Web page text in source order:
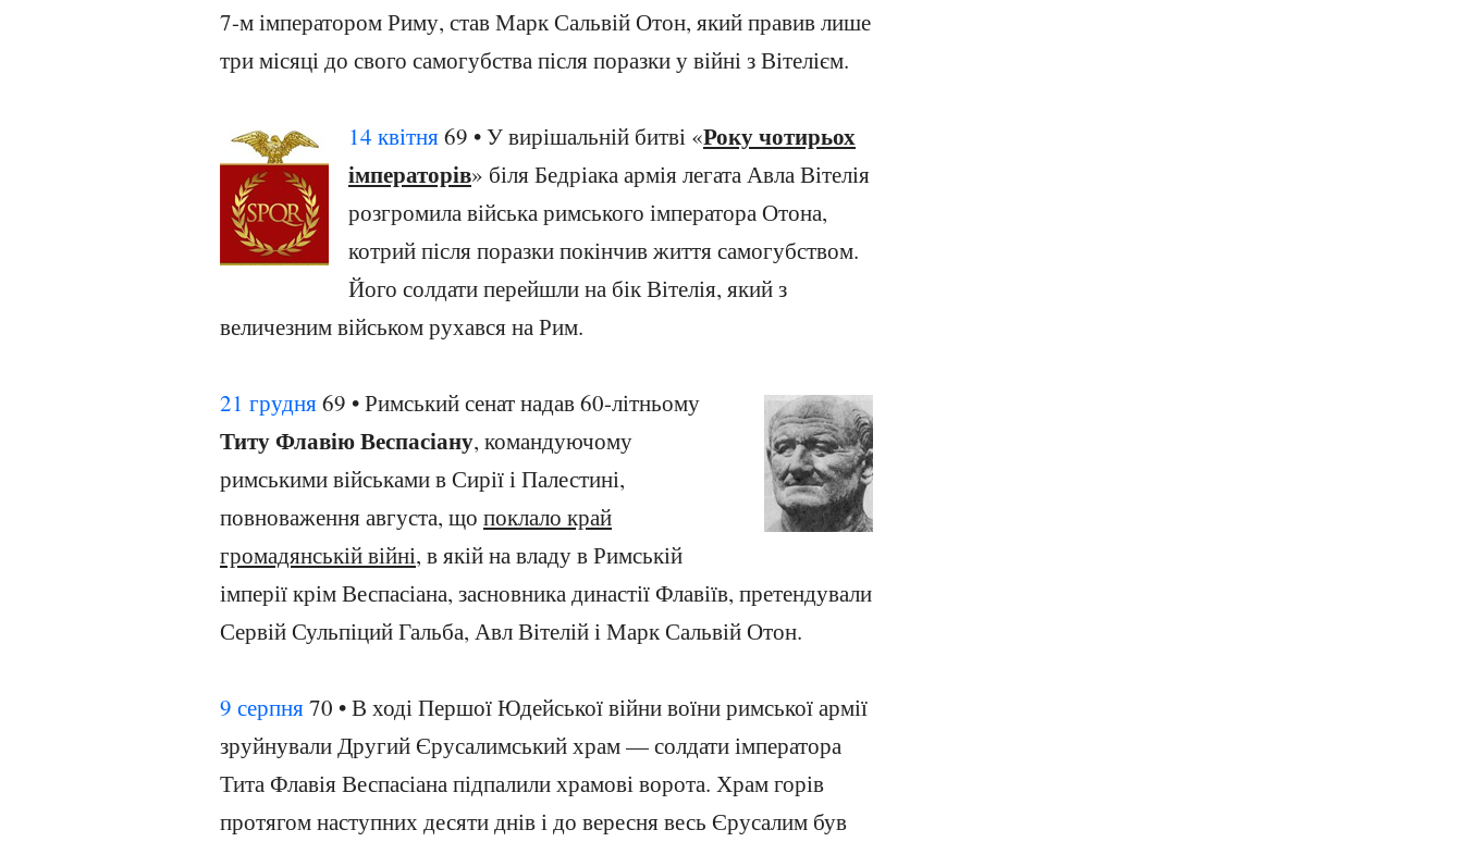
7-м імператором Риму, став Марк Сальвій Отон, який правив лише
три місяці до свого самогубства після поразки у війні з Вітелієм.
14 квітня69 • У вирішальній битві «Року чотирьох
імператорів» біля Бедріака армія легата Авла Вітелія
розгромила війська римського імператора Отона,
котрий після поразки покінчив життя самогубством.
Його солдати перейшли на бік Вітелія, який з
величезним військом рухався на Рим.
21 грудня69 • Римський сенат надав 60-літньому
Титу Флавію Веспасіану, командуючому
римськими військами в Сирії і Палестині,
повноваження августа, що поклало край
громадянській війні, в якій на владу в Римській
імперії крім Веспасіана, засновника династії Флавіїв, претендували
Сервій Сульпіций Гальба, Авл Вітелій і Марк Сальвій Отон.
9 серпня70 • В ході Першої Юдейської війни воїни римської армії
зруйнували Другий Єрусалимський храм — солдати імператора
Тита Флавія Веспасіана підпалили храмові ворота. Храм горів
протягом наступних десяти днів і до вересня весь Єрусалим був